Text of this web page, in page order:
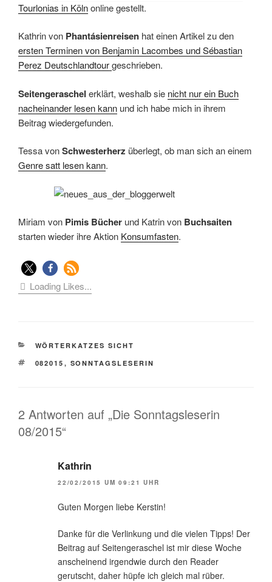
Tourlonias in Kölnonline gestellt.
Kathrin von Phantásienreisen hat einen Artikel zu den
ersten Terminen von Benjamin Lacombes und Sébastian
Perez Deutschlandtourgeschrieben.
Seitengeraschel erklärt, weshalb sie nicht nur ein Buch
nacheinander lesen kann und ich habe mich in ihrem
Beitrag wiedergefunden.
Tessa vonSchwesterherz überlegt, ob man sich an einem
Genre satt lesen kann.
Miriam von Pimis Bücher und Katrin von Buchsaiten
starten wieder ihre Aktion Konsumfasten.
Loading Likes...
KATEGORIEN
WÖRTERKATZES SICHT
SCHLAGWÖRTER
082015 , SONNTAGSLESERIN
2 Antworten auf „Die Sonntagsleserin
08/2015“
Kathrin
22/02/2015 UM 09:21 UHR
Guten Morgen liebe Kerstin!
Danke für die Verlinkung und die vielen Tipps! Der
Beitrag auf Seitengeraschel ist mir diese Woche
anscheinend irgendwie durch den Reader
gerutscht, daher hüpfe ich gleich mal rüber.